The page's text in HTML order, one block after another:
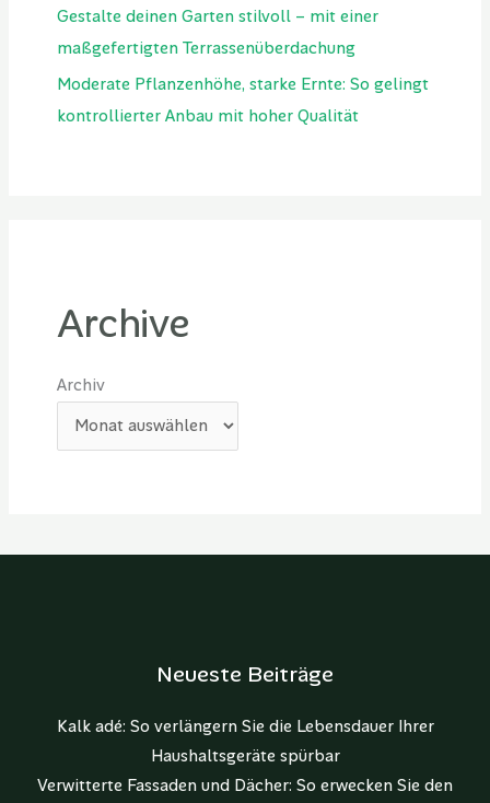
Gestalte deinen Garten stilvoll – mit einer
maßgefertigten Terrassenüberdachung
Moderate Pflanzenhöhe, starke Ernte: So gelingt
kontrollierter Anbau mit hoher Qualität
Archive
Archiv
Neueste Beiträge
Kalk adé: So verlängern Sie die Lebensdauer Ihrer
Haushaltsgeräte spürbar
Verwitterte Fassaden und Dächer: So erwecken Sie den